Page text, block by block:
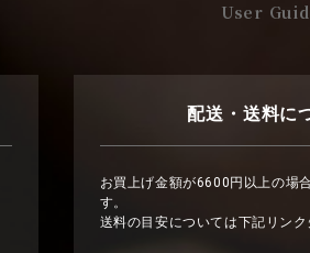
User
配送・送料に
お買上げ金額が6600円以上の場
す。
送料の目安については下記リンク